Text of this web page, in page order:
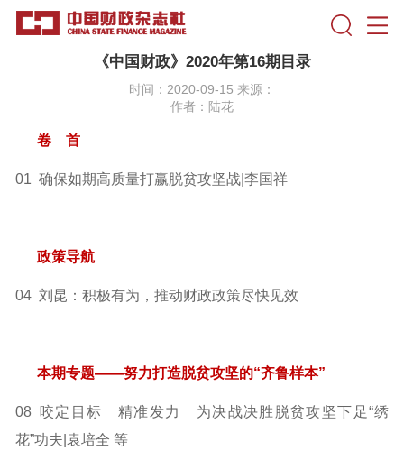
《中国财政》2020年第16期目录
时间：2020-09-15 来源：
作者：陆花
卷 首
01 确保如期高质量打赢脱贫攻坚战|李国祥
政策导航
04 刘昆：积极有为，推动财政政策尽快见效
本期专题——努力打造脱贫攻坚的“齐鲁样本”
08 咬定目标 精准发力 为决战决胜脱贫攻坚下足“绣
花”功夫|袁培全 等